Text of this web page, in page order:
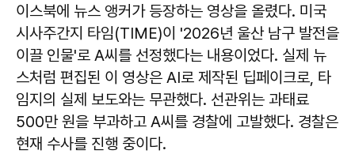
이스북에 뉴스 앵커가 등장하는 영상을 올렸다. 미국
시사주간지 타임(TIME)이 '2026년 울산 남구 발전을
이끌 인물'로 A씨를 선정했다는 내용이었다. 실제 뉴
스처럼 편집된 이 영상은 AI로 제작된 딥페이크로, 타
임지의 실제 보도와는 무관했다. 선관위는 과태료
500만 원을 부과하고 A씨를 경찰에 고발했다. 경찰은
현재 수사를 진행 중이다.